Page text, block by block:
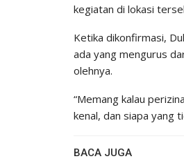
kegiatan di lokasi
Ketika dikonfirmasi,
ada yang mengurus
olehnya.
“Memang kalau
kenal, dan siapa yang
BACA JUGA